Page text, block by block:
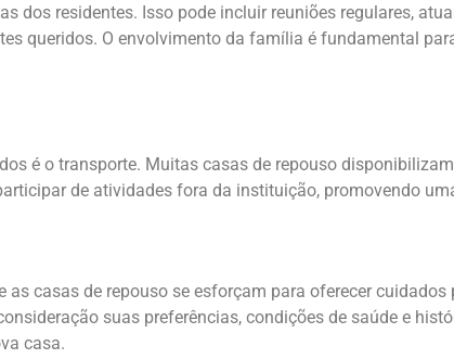
dos residentes. Isso pode incluir reuniões regulares,
queridos. O envolvimento da família é fundamental
é o transporte. Muitas casas de repouso
de atividades fora da instituição, promovendo
casas de repouso se esforçam para oferecer
suas preferências, condições de saúde e
casa.